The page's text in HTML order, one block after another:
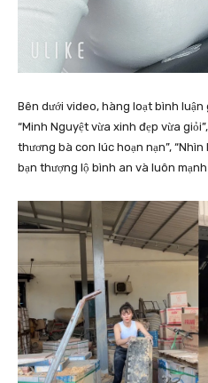
Bên dưới video, hàng loạt bình luận
“Minh Nguyệt vừa xinh đẹp vừa
thương bà con lúc hoạn nạn”, “Nhìn
bạn thượng lộ bình an và luôn mạnh